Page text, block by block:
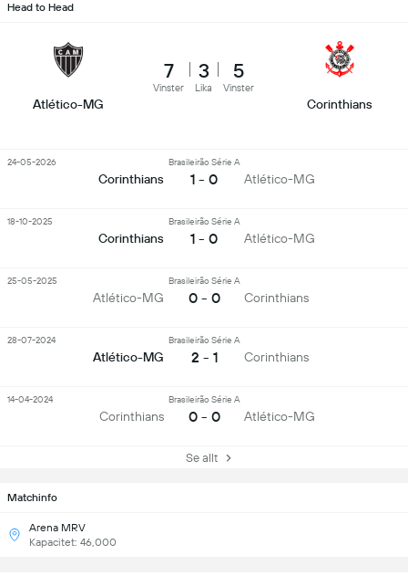
Matchinfo
Arena MRV
Kapacitet: 46,000
Head to Head
Atlético-MG
7
Vinster
3
Lika
5
Vinster
Corinthians
Corinthians
Brasileirão Série A
1 - 0 Atlético-MG
24-05-2026
Corinthians
Brasileirão Série A
1 - 0 Atlético-MG
18-10-2025
Atlético-MG
Brasileirão Série A
0 - 0 Corinthians
25-05-2025
Atlético-MG
Brasileirão Série A
2 - 1 Corinthians
28-07-2024
Corinthians
Brasileirão Série A
0 - 0 Atlético-MG
14-04-2024
Se allt